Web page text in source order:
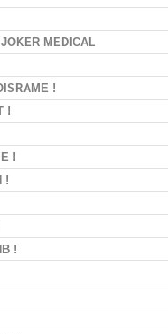
MEDICAL
!
!
!
!
!